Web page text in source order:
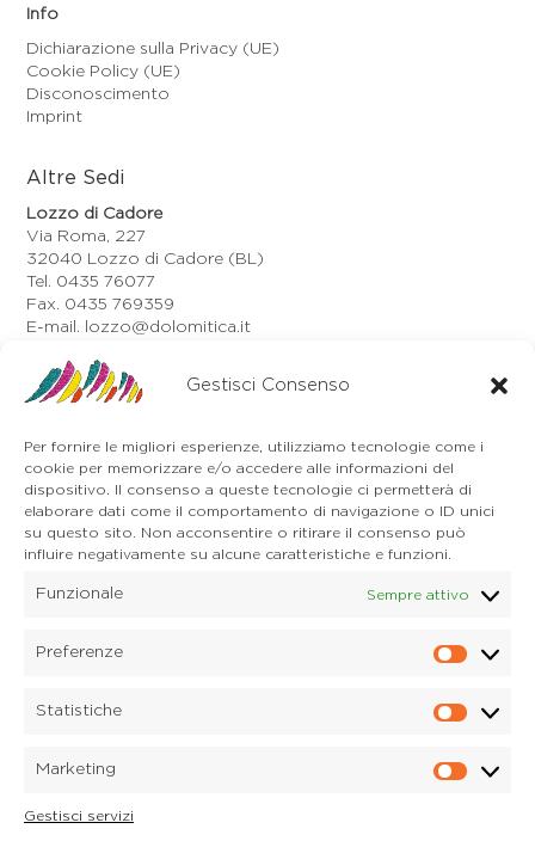
Gestisci Consenso
Per fornire le migliori esperienze, utilizziamo tecnologie come i
cookie per memorizzare e/o accedere alle informazioni del
dispositivo. Il consenso a queste tecnologie ci permetterà di
elaborare dati come il comportamento di navigazione o ID unici
su questo sito. Non acconsentire o ritirare il consenso può
influire negativamente su alcune caratteristiche e funzioni.
Funzionale Sempre attivo
Preferenze
Statistiche
Marketing
Gestisci servizi
Info
Dichiarazione sulla Privacy (UE)
Cookie Policy (UE)
Disconoscimento
Imprint
Altre Sedi
Lozzo di Cadore
Via Roma, 227
32040 Lozzo di Cadore (BL)
Tel. 0435 76077
Fax. 0435 769359
E-mail. lozzo@dolomitica.it
Auronzo di Cadore
Via Unione, 21/B
32041 Auronzo di Cadore (BL)
E-mail. auronzo@dolomitica.it
Cortina d'Ampezzo
32043 Cortina d'Ampezzo (BL)
Tel. 0436 4127
E-mail. pieve@dolomitica.it
S. Stefano di Cadore
32045 S. Stefano di Cadore - Comelico (BL)
32040 Candide di Comelico Superiore (BL)
E-mail. candide@dolomitica.it